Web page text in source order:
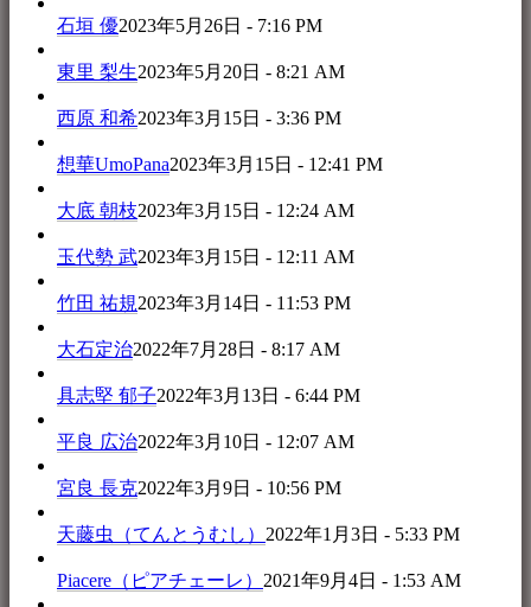
石垣 優2023年5月26日 - 7:16 PM
東里 梨生2023年5月20日 - 8:21 AM
西原 和希2023年3月15日 - 3:36 PM
想華UmoPana2023年3月15日 - 12:41 PM
大底 朝枝2023年3月15日 - 12:24 AM
玉代勢 武2023年3月15日 - 12:11 AM
竹田 祐規2023年3月14日 - 11:53 PM
大石定治2022年7月28日 - 8:17 AM
具志堅 郁子2022年3月13日 - 6:44 PM
平良 広治2022年3月10日 - 12:07 AM
宮良 長克2022年3月9日 - 10:56 PM
天藤虫（てんとうむし） 2022年1月3日 - 5:33 PM
Piacere（ピアチェーレ） 2021年9月4日 - 1:53 AM